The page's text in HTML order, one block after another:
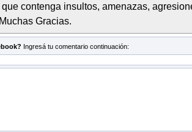
contenga insultos, amenazas,
Gracias.
Ingresá tu comentario continuación: